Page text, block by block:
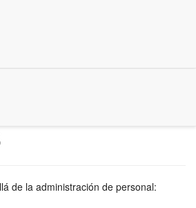
de la administración de personal: